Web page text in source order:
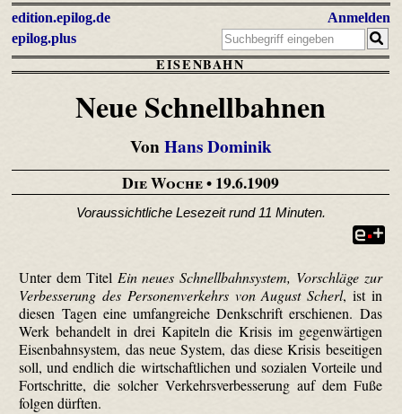
edition.epilog.de
epilog.plus
Anmelden
EISENBAHN
Neue Schnellbahnen
VonHans Dominik
Die Woche• 19.6.1909
Voraussichtliche Lesezeit rund 11 Minuten.
Unter dem Titel Ein neues Schnellbahnsystem, Vorschläge zur
Verbesserung des Personenverkehrs von August Scherl, ist in
diesen Tagen eine umfangreiche Denkschrift erschienen. Das
Werk behandelt in drei Kapiteln die Krisis im gegenwärtigen
Eisenbahnsystem, das neue System, das diese Krisis beseitigen
soll, und endlich die wirtschaftlichen und sozialen Vorteile und
Fortschritte, die solcher Verkehrsverbesserung auf dem Fuße
folgen dürften.